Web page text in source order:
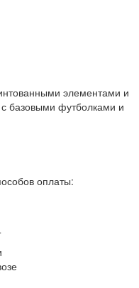
элементами и
базовыми футболками и
оплаты: